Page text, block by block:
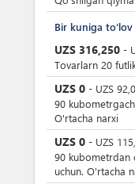
Bir kuniga to'lov
UZS 316,250 -
Tovarlarn 20
UZS 0 - UZS
90
O'rtacha narxi
UZS 0 - UZS
90 kubometrdan
uchun. O'rtacha